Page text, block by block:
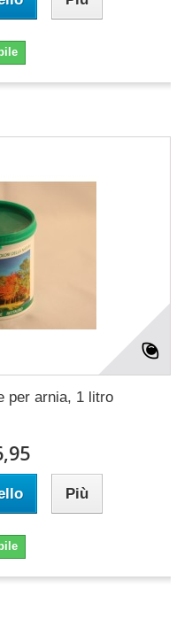
per arnia, 1 litro
Più